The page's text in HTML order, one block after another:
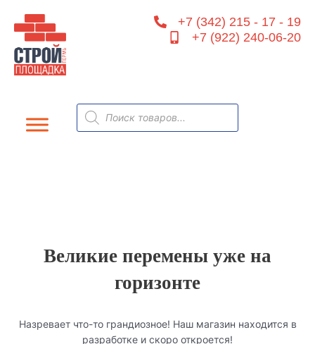
содержимому
+7 (342) 215 - 17 - 19
+7 (922) 240-06-20
Поиск
товаров
Великие перемены уже на
горизонте
Назревает что-то грандиозное! Наш магазин находится в
разработке и скоро откроется!